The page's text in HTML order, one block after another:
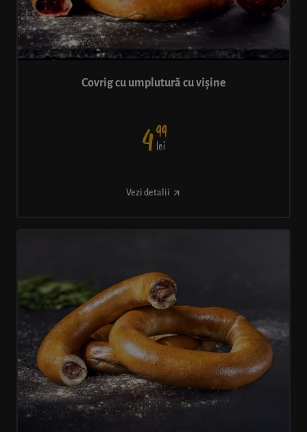
Covrig cu umplutură cu vișine
499
lei
Vezi detalii